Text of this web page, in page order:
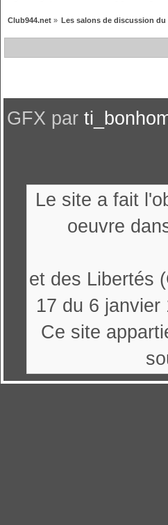
Club944.net» Les salons de discussion du
GFX par
Le site a fait
oeuvre
et des Libertés
17 du 6
Ce site